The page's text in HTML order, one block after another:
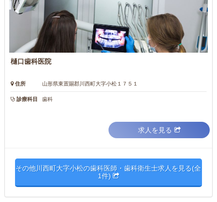
樋口歯科医院
住所 山形県東置賜郡川西町大字小松１７５１
診療科目 歯科
求人を見る
その他川西町大字小松の歯科医師・歯科衛生士求人を見る(全
1件)